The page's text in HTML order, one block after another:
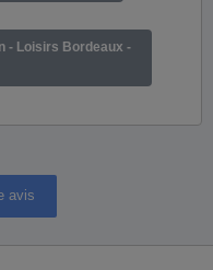
- Loisirs Bordeaux -
avis